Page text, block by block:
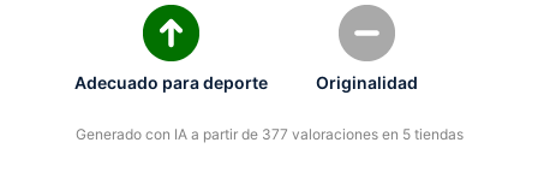
Adecuado para deporte Originalidad
Generado con IA a partir de 377 valoraciones en 5 tiendas